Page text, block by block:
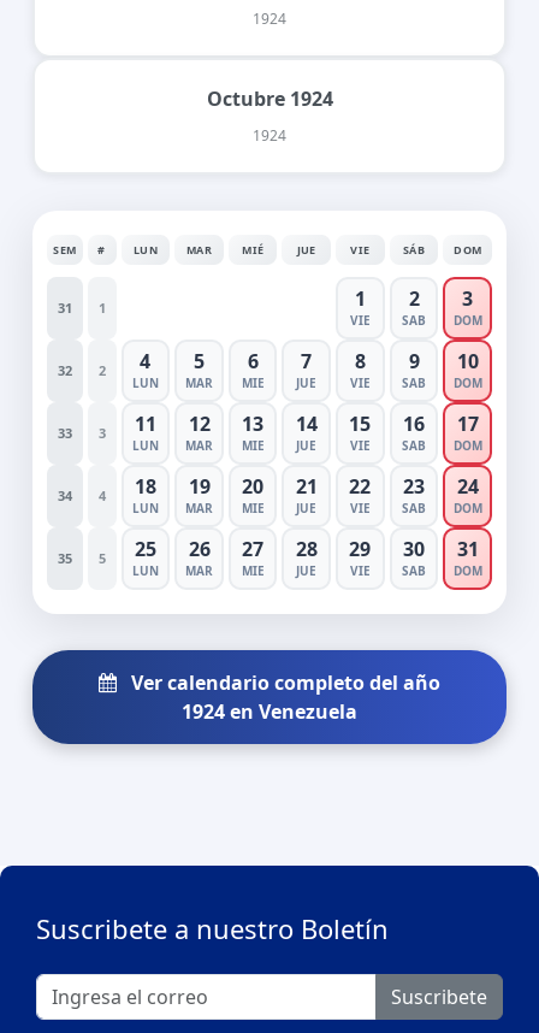
1924
Octubre 1924
1924
SEM # LUN MAR MIÉ JUE VIE SÁB DOM
31 1 1
VIE
2
SAB
3
DOM
32 2 4
LUN
5
MAR
6
MIE
7
JUE
8
VIE
9
SAB
10
DOM
33 3 11
LUN
12
MAR
13
MIE
14
JUE
15
VIE
16
SAB
17
DOM
34 4 18
LUN
19
MAR
20
MIE
21
JUE
22
VIE
23
SAB
24
DOM
35 5 25
LUN
26
MAR
27
MIE
28
JUE
29
VIE
30
SAB
31
DOM
Ver calendario completo del año
1924 en Venezuela
Suscribete a nuestro Boletín
Suscribete